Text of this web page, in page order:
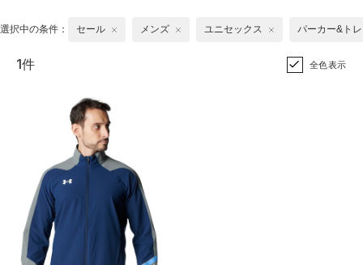
選択中の条件： セール メンズ ユニセックス パーカー&ト
1件 全色表示